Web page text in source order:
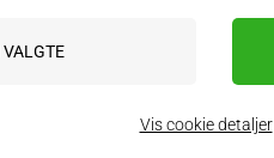
Vis cookie detaljer